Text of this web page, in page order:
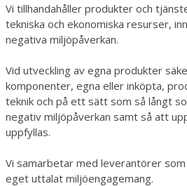
Vi tillhandahåller produkter och
tekniska och ekonomiska resurser,
negativa miljöpåverkan.
Vid utveckling av egna produkter
komponenter, egna eller inköpta,
teknik och på ett sätt som så långt
negativ miljöpåverkan samt så att
uppfyllas.
Vi samarbetar med leverantörer
eget uttalat miljöengagemang.